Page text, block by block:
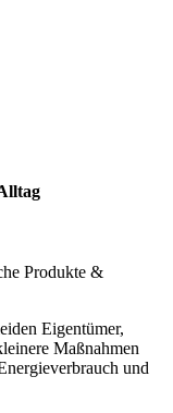
Produkte &
Eigentümer,
Maßnahmen
und